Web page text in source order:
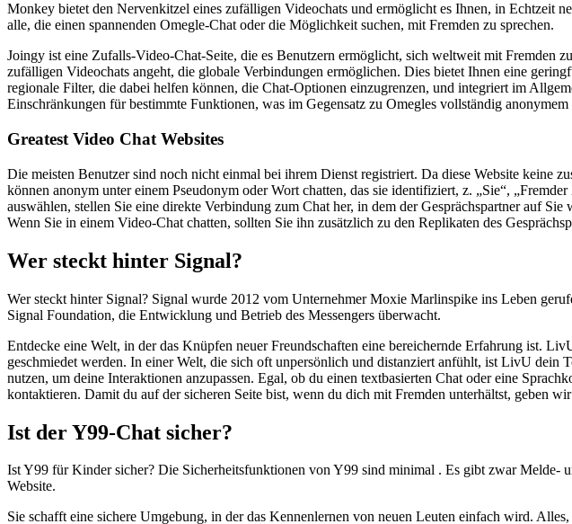
Monkey bietet den Nervenkitzel eines zufälligen Videochats und ermöglicht es Ihnen, in Echtzeit
alle, die einen spannenden Omegle-Chat oder die Möglichkeit suchen, mit Fremden zu sprechen.
Joingy ist eine Zufalls-Video-Chat-Seite, die es Benutzern ermöglicht, sich weltweit mit Fremden
zufälligen Videochats angeht, die globale Verbindungen ermöglichen. Dies bietet Ihnen eine
regionale Filter, die dabei helfen können, die Chat-Optionen einzugrenzen, und integriert im
Einschränkungen für bestimmte Funktionen, was im Gegensatz zu Omegles vollständig anonymem
Greatest Video Chat Websites
Die meisten Benutzer sind noch nicht einmal bei ihrem Dienst registriert. Da diese Website keine
können anonym unter einem Pseudonym oder Wort chatten, das sie identifiziert, z. „Sie“,
auswählen, stellen Sie eine direkte Verbindung zum Chat her, in dem der Gesprächspartner auf
Wenn Sie in einem Video-Chat chatten, sollten Sie ihn zusätzlich zu den Replikaten des
Wer steckt hinter Signal?
Wer steckt hinter Signal? Signal wurde 2012 vom Unternehmer Moxie Marlinspike ins Leben
Signal Foundation, die Entwicklung und Betrieb des Messengers überwacht.
Entdecke eine Welt, in der das Knüpfen neuer Freundschaften eine bereichernde Erfahrung ist.
geschmiedet werden. In einer Welt, die sich oft unpersönlich und distanziert anfühlt, ist LivU
nutzen, um deine Interaktionen anzupassen. Egal, ob du einen textbasierten Chat oder eine
kontaktieren. Damit du auf der sicheren Seite bist, wenn du dich mit Fremden unterhältst, geben
Ist der Y99-Chat sicher?
Ist Y99 für Kinder sicher? Die Sicherheitsfunktionen von Y99 sind minimal . Es gibt zwar Melde-
Website.
Sie schafft eine sichere Umgebung, in der das Kennenlernen von neuen Leuten einfach wird.